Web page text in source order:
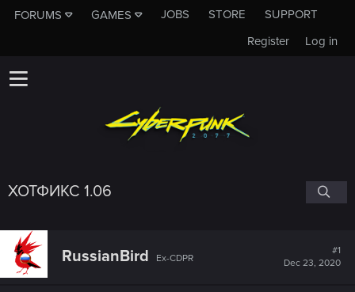
FORUMS GAMES JOBS STORE
SUPPORT
Log in
Register
ХОТФИКС 1.06
RussianBird Ex-CDPR
#1
Dec 23, 2020